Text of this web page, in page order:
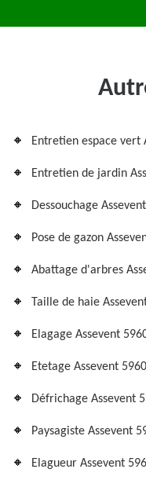
Entretien espace vert
Entretien de jardin
Dessouchage
Pose de gazon
Abattage d'arbres
Taille de haie
Elagage Assevent
Etetage Assevent
Défrichage Assevent
Paysagiste Assevent
Elagueur Assevent